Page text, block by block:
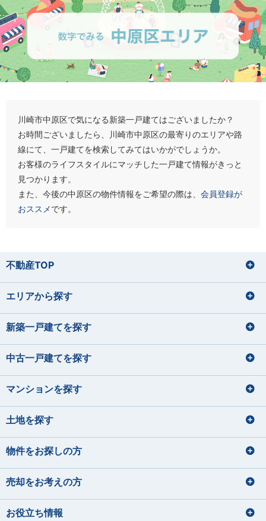
川崎市中原区で気になる新築一戸建てはございましたか？
お時間ございましたら、川崎市中原区の最寄りのエリアや路
線にて、一戸建てを検索してみてはいかがでしょうか。
お客様のライフスタイルにマッチした一戸建て情報がきっと
見つかります。
また、今後の中原区の物件情報をご希望の際は、 会員登録が
おススメです。
不動産TOP
エリアから探す
新築一戸建てを探す
中古一戸建てを探す
マンションを探す
土地を探す
物件をお探しの方
売却をお考えの方
お役立ち情報